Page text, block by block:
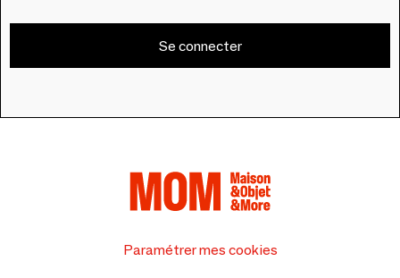
Se connecter
Paramétrer mes cookies